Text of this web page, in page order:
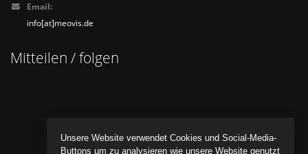
Email:
info[at]meovis.de
Mitteilen / folgen
Unsere Website verwendet Cookies und Social-Media-
Buttons um zu analysieren wie unsere Website genutzt